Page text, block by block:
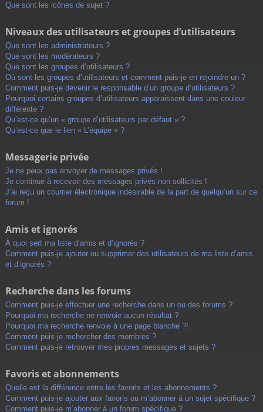
Que sont les icônes de sujet ?
Niveaux des utilisateurs et groupes d’utilisateurs
Que sont les administrateurs ?
Que sont les modérateurs ?
Que sont les groupes d’utilisateurs ?
Où sont les groupes d’utilisateurs et comment puis-je en rejoindre un ?
Comment puis-je devenir le responsable d’un groupe d’utilisateurs ?
Pourquoi certains groupes d’utilisateurs apparaissent dans une couleur
différente ?
Qu’est-ce qu’un « groupe d’utilisateurs par défaut » ?
Qu’est-ce que le lien « L’équipe » ?
Messagerie privée
Je ne peux pas envoyer de messages privés !
Je continue à recevoir des messages privés non sollicités !
J’ai reçu un courrier électronique indésirable de la part de quelqu’un sur ce
forum !
Amis et ignorés
À quoi sert ma liste d’amis et d’ignorés ?
Comment puis-je ajouter ou supprimer des utilisateurs de ma liste d’amis
et d’ignorés ?
Recherche dans les forums
Comment puis-je effectuer une recherche dans un ou des forums ?
Pourquoi ma recherche ne renvoie aucun résultat ?
Pourquoi ma recherche renvoie à une page blanche ?!
Comment puis-je rechercher des membres ?
Comment puis-je retrouver mes propres messages et sujets ?
Favoris et abonnements
Quelle est la différence entre les favoris et les abonnements ?
Comment puis-je ajouter aux favoris ou m’abonner à un sujet spécifique ?
Comment puis-je m’abonner à un forum spécifique ?